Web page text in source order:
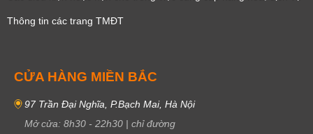
Thông tin các trang TMĐT
CỬA HÀNG MIỀN BẮC
97 Trần Đại Nghĩa, P.Bạch Mai, Hà Nội
Mở cửa: 8h30 - 22h30 | chỉ đường